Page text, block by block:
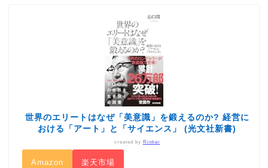
世界のエリートはなぜ「美意識」を鍛えるのか? 経営に
おける「アート」と「サイエンス」 (光文社新書)
created by Rinker
Amazon 楽天市場